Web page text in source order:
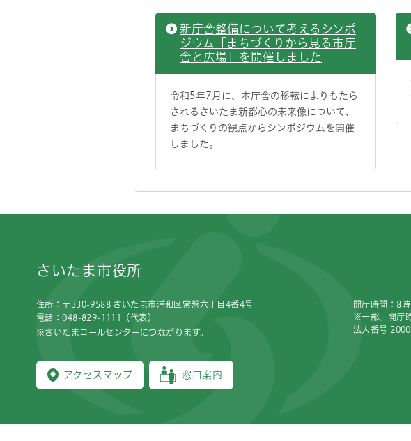
新庁舎整備について考えるシンポ
ジウム「まちづくりから見る市庁
舎と広場」を開催しました
令和5年7月に、本庁舎の移転によりもたら
されるさいたま新都心の未来像について、
まちづくりの観点からシンポジウムを開催
しました。
さいたま市役所
住所：〒330-9588 さいたま市浦和区常盤六丁目4番4号
電話：048-829-1111（代表）
※さいたまコールセンターにつながります。
アクセスマップ 窓口案内
開庁時間：8
※一部、開庁
法人番号